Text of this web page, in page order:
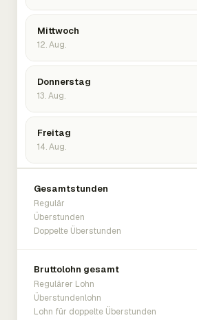
Mittwoch
12. Aug.
Donnerstag
13. Aug.
Freitag
14. Aug.
Gesamtstunden
Regulär
Überstunden
Doppelte Überstunden
Bruttolohn gesamt
Regulärer Lohn
Überstundenlohn
Lohn für doppelte Überstunden